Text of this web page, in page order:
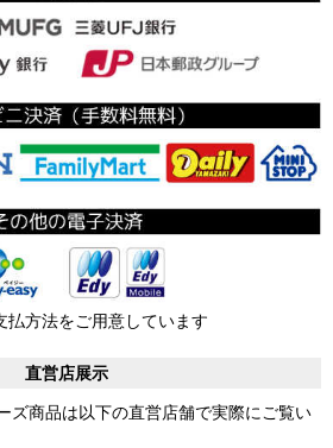
払方法をご用意しています
直営店展示
ズ商品は以下の直営店舗で実際にご覧い